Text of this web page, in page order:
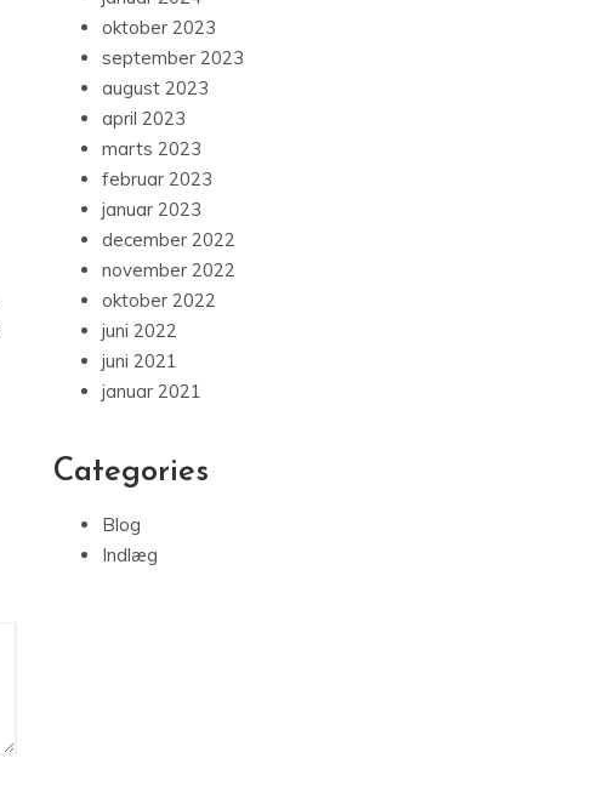
oktober 2023
september 2023
august 2023
april 2023
marts 2023
februar 2023
januar 2023
december 2022
november 2022
oktober 2022
juni 2022
juni 2021
januar 2021
Categories
Blog
Indlæg